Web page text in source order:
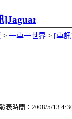
]Jaguar
> 一車一世界 > [車訊
發表時間：2008/5/13